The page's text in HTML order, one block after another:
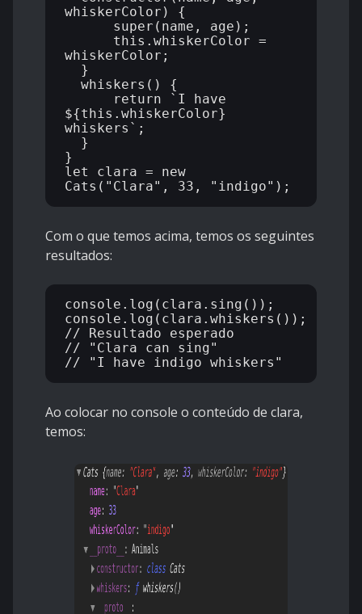
whiskerColor) {
whiskerColor;
${this.whiskerColor}
whiskers`;
}
let clara = new
Com o que temos acima, temos os seguintes
resultados:
console.log(clara.sing());
console.log(clara.whiskers());
// Resultado esperado
// "Clara can sing"
Ao colocar no console o conteúdo de clara,
temos: